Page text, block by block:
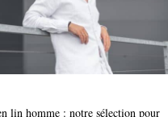
lin homme : notre sélection pour